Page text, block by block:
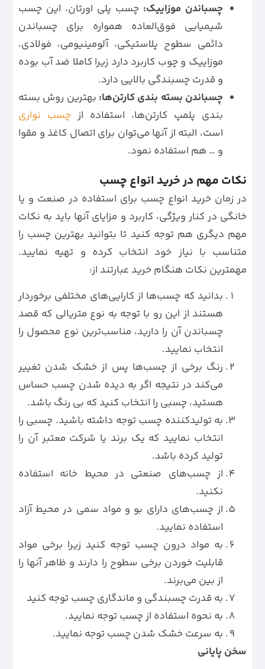
چسباندن موزاییک: چسب پلی اورتان، این چسب
شیمیایی فوق‌العاده همواره برای چسباندن
دائمی سطوح پلاستیکی، آلومینیومی، فولادی،
موزاییک و چوب کاربرد دارد زیرا کاملا ضد آب بوده
و قدرت چسبندگی بالایی دارد.
چسباندن بسته بندی کارتن‌ها: بهترین روش بسته
بندی پلمپ کارتن‌ها، استفاده از چسب‌ نواری
است، البته از آنها می‌توان برای اتصال کاغذ و مقوا
و … هم استفاده نمود.
نکات مهم در خرید انواع چسب
در زمان خرید انواع چسب برای استفاده در صنعت و یا
خانگی در کنار ویژگی، کاربرد و مزایای آنها باید به نکات
مهم دیگری هم توجه کنید تا بتوانید بهترین چسب را
متناسب با نیاز خود انتخاب کرده و تهیه نمایید.
مهمترین نکات هنگام خرید عبارتند از:
بدانید که چسب‌ها از کارایی‌های مختلفی برخوردار
هستند از این رو با توجه به نوع متریالی که قصد
چسباندن آن را دارید، مناسب‌ترین نوع محصول را
انتخاب نمایید.
رنگ برخی از چسب‌ها پس از خشک شدن تغییر
می‌کند در نتیجه اگر به دیده شدن چسب حساس
هستید، چسبی را انتخاب کنید که بی رنگ باشد.
به تولیدکننده چسب توجه داشته باشید. چسبی را
انتخاب نمایید که یک برند یا شرکت معتبر آن را
تولید کرده باشد.
از چسب‌های صنعتی در محیط خانه استفاده
نکنید.
از چسب‌های دارای بو‌ و مواد سمی در محیط آزاد
استفاده نمایید.
به مواد درون چسب توجه کنید زیرا برخی مواد
قابلیت خوردن برخی سطوح را دارند و ظاهر آنها را
از بین می‌برند.
به قدرت چسبندگی و ماندگاری چسب توجه کنید
به نحوه استفاده از چسب توجه نمایید.
به سرعت خشک شدن چسب توجه نمایید.
سخن پایانی